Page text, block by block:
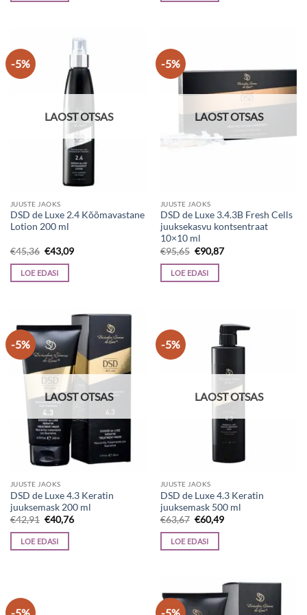
-5%
LAOST OTSAS
JUUSTE JAOKS
DSD de Luxe 2.4 Kõõmavastane
Lotion 200 ml
€45,36 Algne
hind
oli:
€45,36.
€43,09Current
LOE EDASI
-5%
LAOST OTSAS
JUUSTE JAOKS
DSD de Luxe 3.4.3B Fresh Cells
juuksekasvu kontsentraat
10×10 ml
€95,65 Algne
hind
oli:
€95,65.
€90,87Current
LOE EDASI
-5%
LAOST OTSAS
JUUSTE JAOKS
DSD de Luxe 4.3 Keratin
juuksemask 200 ml
€42,91 Algne
hind
oli:
€42,91.
€40,76Current
LOE EDASI
-5%
LAOST OTSAS
JUUSTE JAOKS
DSD de Luxe 4.3 Keratin
juuksemask 500 ml
€63,67 Algne
hind
oli:
€63,67.
€60,49Current
LOE EDASI